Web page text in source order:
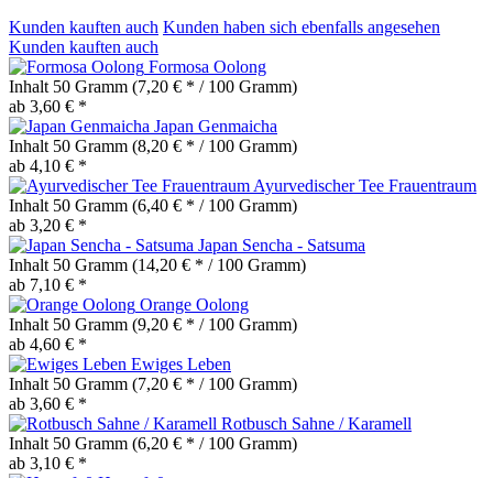
Kunden kauften auch Kunden haben sich ebenfalls angesehen
Kunden kauften auch
Formosa Oolong
Inhalt 50 Gramm (7,20 € * / 100 Gramm)
ab 3,60 € *
Japan Genmaicha
Inhalt 50 Gramm (8,20 € * / 100 Gramm)
ab 4,10 € *
Ayurvedischer Tee Frauentraum
Inhalt 50 Gramm (6,40 € * / 100 Gramm)
ab 3,20 € *
Japan Sencha - Satsuma
Inhalt 50 Gramm (14,20 € * / 100 Gramm)
ab 7,10 € *
Orange Oolong
Inhalt 50 Gramm (9,20 € * / 100 Gramm)
ab 4,60 € *
Ewiges Leben
Inhalt 50 Gramm (7,20 € * / 100 Gramm)
ab 3,60 € *
Rotbusch Sahne / Karamell
Inhalt 50 Gramm (6,20 € * / 100 Gramm)
ab 3,10 € *